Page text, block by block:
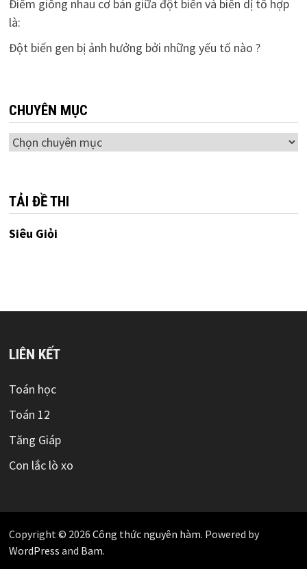
Điểm giống nhau cơ bản giữa đột biến và biến dị tổ hợp
là:
Đột biến gen bị ảnh hưởng bởi những yếu tố nào ?
CHUYÊN MỤC
Chuyên
TẢI ĐỀ THI
Siêu Giỏi
LIÊN KẾT
Toán học
Toán 12
Tăng Giáp
Con lắc lò xo
Copyright © 2026 Công thức nguyên hàm. Powered by
WordPress and Bam.